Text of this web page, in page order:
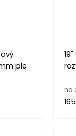
ple
na